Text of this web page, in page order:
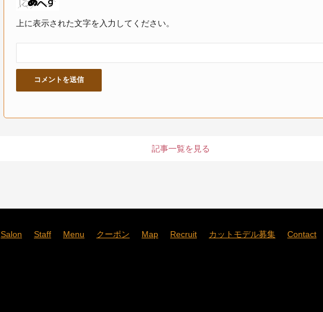
上に表示された文字を入力してください。
記事一覧を見る
Salon Staff Menu クーポン Map Recruit カットモデル募集 Contact